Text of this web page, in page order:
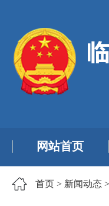
网站首页
首页 > 新闻动态 >